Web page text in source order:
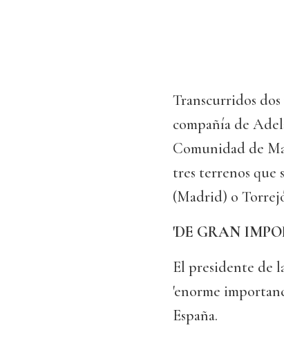
Transcurridos dos
compañía de
Comunidad de
tres terrenos que
(Madrid) o
'DE GRAN
El presidente de
'enorme
España.